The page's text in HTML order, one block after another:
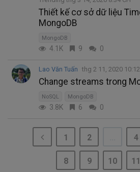
Thiết kế cơ sở dữ liệu
MongoDB
MongoDB
4.1K 9 0
Lao Văn Tuấn thg 2 11, 2020
Change streams trong
NoSQL MongoDB
3.8K 6 0
1 2 4
8 9 10 11